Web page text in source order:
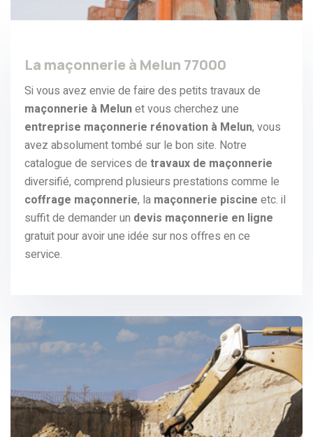
La maçonnerie à Melun 77000
Si vous avez envie de faire des petits travaux de
maçonnerie à Melunet vous cherchez une
entreprise maçonnerie rénovation à Melun, vous
avez absolument tombé sur le bon site. Notre
catalogue de services de travaux de maçonnerie
diversifié, comprend plusieurs prestations comme le
coffrage maçonnerie, la maçonnerie piscine etc. il
suffit de demander un devis maçonnerie en ligne
gratuit pour avoir une idée sur nos offres en ce
service.